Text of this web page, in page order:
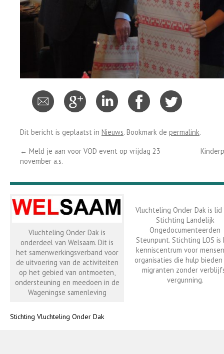
Dit bericht is geplaatst in Nieuws. Bookmark de permalink.
← Meld je aan voor VOD event op vrijdag 23
november a.s.
Vluchteling Onder Dak is
onderdeel van Welsaam. Dit is
het samenwerkingsverband voor
de uitvoering van de activiteiten
op het gebied van ontmoeten,
ondersteuning en meedoen in de
Wageningse samenleving
Vluchteling Onder Dak is lid
Stichting Landelijk
Ongedocumenteerden
Steunpunt. Stichting LOS is
kenniscentrum voor
organisaties die hulp bieden
migranten zonder
vergunning.
Stichting Vluchteling Onder Dak